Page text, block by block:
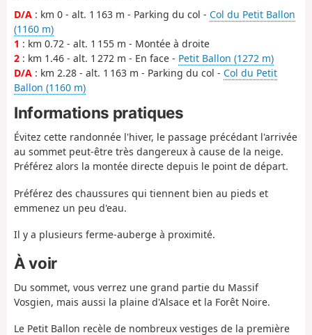
D/A : km 0 - alt. 1 163 m - Parking du col - Col du Petit Ballon
(1160 m)
1 : km 0.72 - alt. 1 155 m - Montée à droite
2 : km 1.46 - alt. 1 272 m - En face - Petit Ballon (1272 m)
D/A : km 2.28 - alt. 1 163 m - Parking du col - Col du Petit
Ballon (1160 m)
Informations pratiques
Évitez cette randonnée l'hiver, le passage précédant l'arrivée
au sommet peut-être très dangereux à cause de la neige.
Préférez alors la montée directe depuis le point de départ.
Préférez des chaussures qui tiennent bien au pieds et
emmenez un peu d'eau.
Il y a plusieurs ferme-auberge à proximité.
À voir
Du sommet, vous verrez une grand partie du Massif
Vosgien, mais aussi la plaine d'Alsace et la Forêt Noire.
Le Petit Ballon recèle de nombreux vestiges de la première